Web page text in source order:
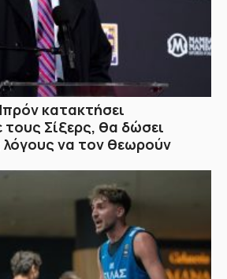
κατακτήσει
Σίξερς, θα δώσει
να τον θεωρούν